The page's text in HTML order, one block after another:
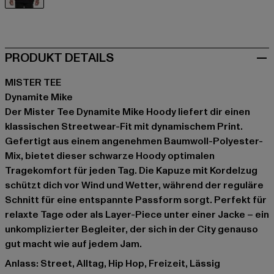
PRODUKT DETAILS
MISTER TEE
Dynamite Mike
Der Mister Tee Dynamite Mike Hoody liefert dir einen
klassischen Streetwear-Fit mit dynamischem Print.
Gefertigt aus einem angenehmen Baumwoll-Polyester-
Mix, bietet dieser schwarze Hoody optimalen
Tragekomfort für jeden Tag. Die Kapuze mit Kordelzug
schützt dich vor Wind und Wetter, während der reguläre
Schnitt für eine entspannte Passform sorgt. Perfekt für
relaxte Tage oder als Layer-Piece unter einer Jacke – ein
unkomplizierter Begleiter, der sich in der City genauso
gut macht wie auf jedem Jam.
Anlass: Street, Alltag, Hip Hop, Freizeit, Lässig